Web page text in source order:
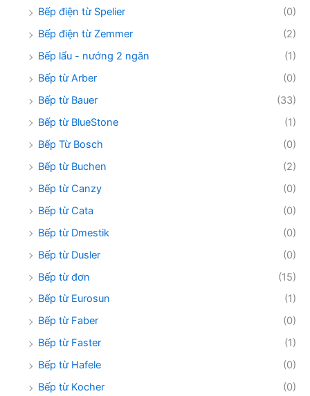
Bếp điện từ Spelier
(0)
Bếp điện từ Zemmer
(2)
Bếp lẩu - nướng 2 ngăn
(1)
Bếp từ Arber
(0)
Bếp từ Bauer
(33)
Bếp từ BlueStone
(1)
Bếp Từ Bosch
(0)
Bếp từ Buchen
(2)
Bếp từ Canzy
(0)
Bếp từ Cata
(0)
Bếp từ Dmestik
(0)
Bếp từ Dusler
(0)
Bếp từ đơn
(15)
Bếp từ Eurosun
(1)
Bếp từ Faber
(0)
Bếp từ Faster
(1)
Bếp từ Hafele
(0)
Bếp từ Kocher
(0)